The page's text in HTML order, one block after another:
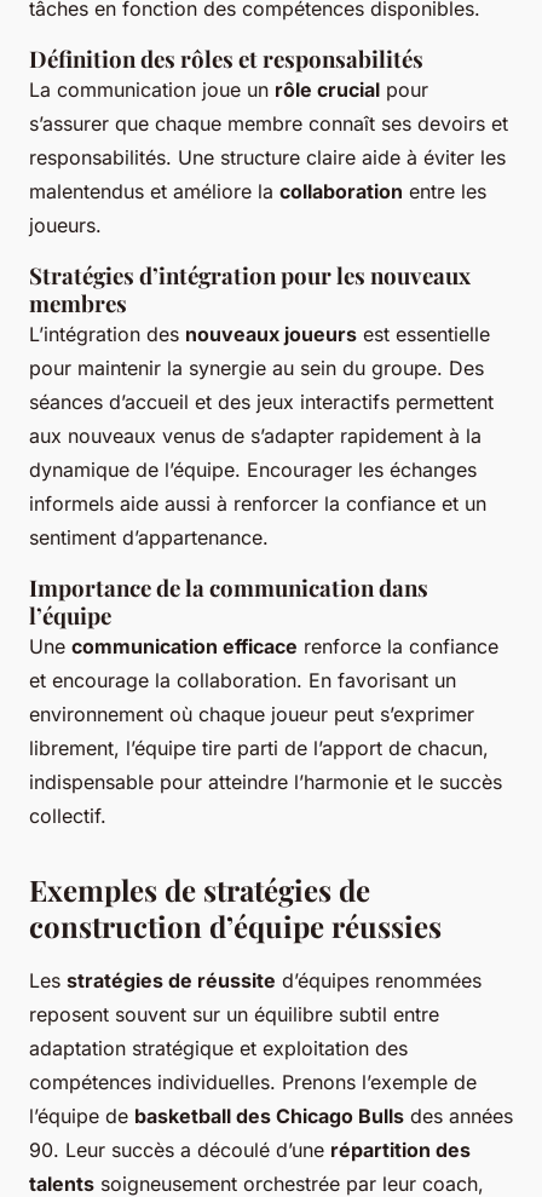
tâches en fonction des compétences disponibles.
Définition des rôles et responsabilités
La communication joue un rôle crucial pour
s’assurer que chaque membre connaît ses devoirs et
responsabilités. Une structure claire aide à éviter les
malentendus et améliore la collaboration entre les
joueurs.
Stratégies d’intégration pour les nouveaux
membres
L’intégration des nouveaux joueurs est essentielle
pour maintenir la synergie au sein du groupe. Des
séances d’accueil et des jeux interactifs permettent
aux nouveaux venus de s’adapter rapidement à la
dynamique de l’équipe. Encourager les échanges
informels aide aussi à renforcer la confiance et un
sentiment d’appartenance.
Importance de la communication dans
l’équipe
Une communication efficace renforce la confiance
et encourage la collaboration. En favorisant un
environnement où chaque joueur peut s’exprimer
librement, l’équipe tire parti de l’apport de chacun,
indispensable pour atteindre l’harmonie et le succès
collectif.
Exemples de stratégies de
construction d’équipe réussies
Les stratégies de réussite d’équipes renommées
reposent souvent sur un équilibre subtil entre
adaptation stratégique et exploitation des
compétences individuelles. Prenons l’exemple de
l’équipe de basketball des Chicago Bulls des années
90. Leur succès a découlé d’une répartition des
talents soigneusement orchestrée par leur coach,